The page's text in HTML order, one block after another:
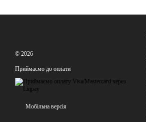
© 2026
Приймаємо до оплати
Мобільна версія